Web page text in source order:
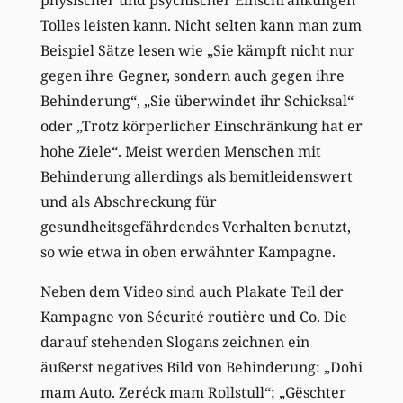
Tolles leisten kann. Nicht selten kann man zum
Beispiel Sätze lesen wie „Sie kämpft nicht nur
gegen ihre Gegner, sondern auch gegen ihre
Behinderung“, „Sie überwindet ihr Schicksal“
oder „Trotz körperlicher Einschränkung hat er
hohe Ziele“. Meist werden Menschen mit
Behinderung allerdings als bemitleidenswert
und als Abschreckung für
gesundheitsgefährdendes Verhalten benutzt,
so wie etwa in oben erwähnter Kampagne.
Neben dem Video sind auch Plakate Teil der
Kampagne von Sécurité routière und Co. Die
darauf stehenden Slogans zeichnen ein
äußerst negatives Bild von Behinderung: „Dohi
mam Auto. Zeréck mam Rollstull“; „Gëschter